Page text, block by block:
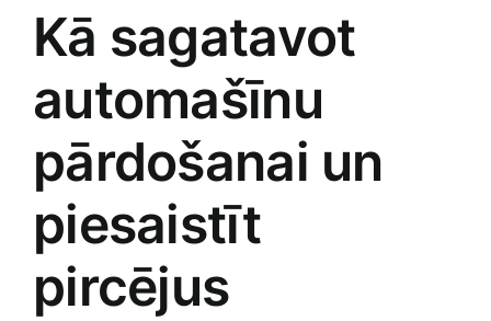
Rotaļlietas, bērnu preces
Smaržas, kosmētika
Sports, tūrisms un atpūta
TV un Sadzīves tehnika
Kā sagatavot⁣
automašīnu
pārdošanai un
piesaistīt
pircējus